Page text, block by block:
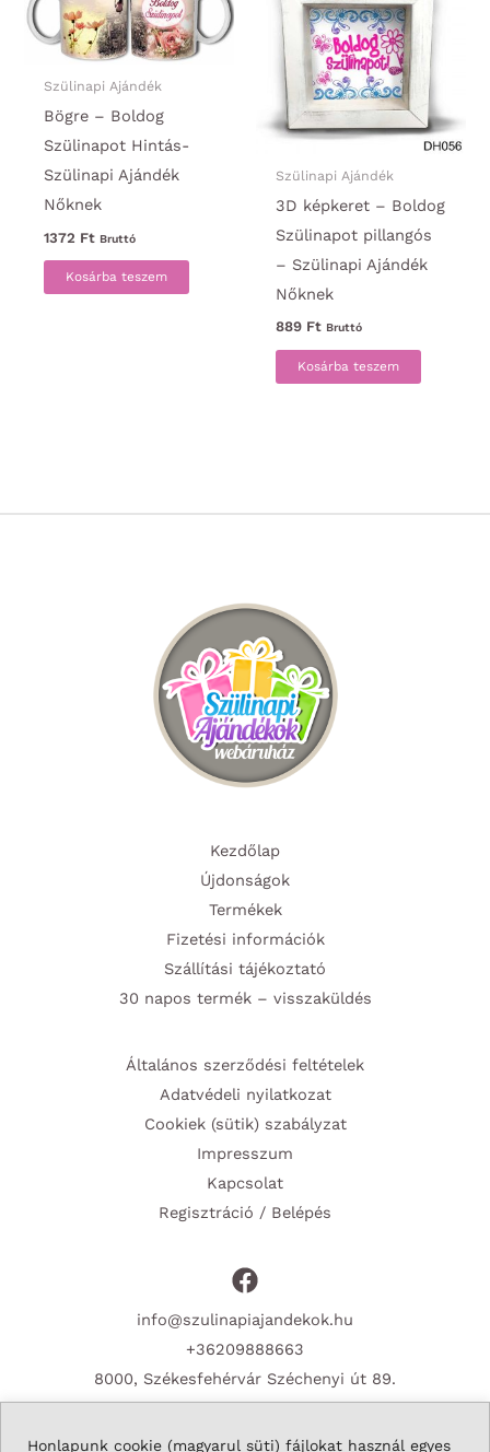
Honlapunk cookie (magyarul süti) fájlokat használ egyes
Szülinapi Ajándék
Bögre – Boldog
Szülinapot Hintás-
Szülinapi Ajándék
Nőknek
1372 Ft Bruttó
Kosárba teszem
Szülinapi Ajándék
3D képkeret – Boldog
Szülinapot pillangós
– Szülinapi Ajándék
Nőknek
889 Ft Bruttó
Kosárba teszem
Kezdőlap
Újdonságok
Termékek
Fizetési információk
Szállítási tájékoztató
30 napos termék – visszaküldés
Általános szerződési feltételek
Adatvédeli nyilatkozat
Cookiek (sütik) szabályzat
Impresszum
Kapcsolat
Regisztráció / Belépés
info@szulinapiajandekok.hu
+36209888663
8000, Székesfehérvár Széchenyi út 89.